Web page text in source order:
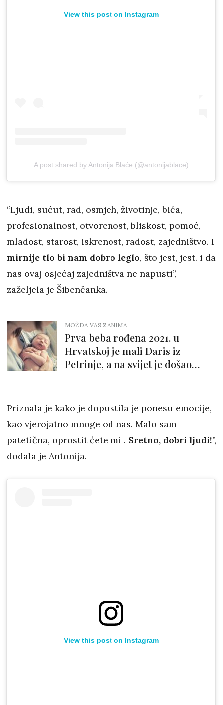
View this post on Instagram
A post shared by Antonija Blaće (@antonijablace)
‘’Ljudi, sućut, rad, osmjeh, životinje, bića,
profesionalnost, otvorenost, bliskost, pomoć,
mladost, starost, iskrenost, radost, zajedništvo. I
mirnije tlo bi nam dobro leglo, što jest, jest. i da
nas ovaj osjećaj zajedništva ne napusti’’,
zaželjela je Šibenčanka.
MOŽDA VAS ZANIMA
Prva beba rođena 2021. u
Hrvatskoj je mali Daris iz
Petrinje, a na svijet je došao
Priznala je kako je dopustila je ponesu emocije,
kao vjerojatno mnoge od nas. Malo sam
patetična, oprostit ćete mi . Sretno, dobri ljudi!’’,
dodala je Antonija.
View this post on Instagram